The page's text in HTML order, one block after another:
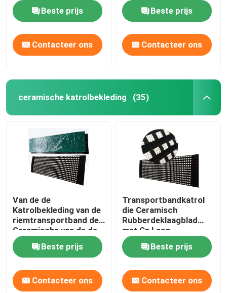
Beste prijs
Contacteer ons
Beste prijs
Contacteer ons
ceramische katrolbekleding (35)
Van de de
Katrolbekleding van de
riemtransportband de
Ceramische van de de
Trommelkatrol
Rubberbekleding
Beste prijs
Contacteer ons
Transportbandkatrol
die Ceramisch
Rubberdeklaagblad
met Cn Laag
achterblijven Plakkend
Beste prijs
Contacteer ons